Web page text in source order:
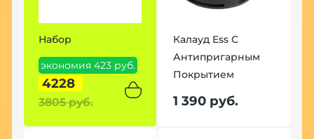
Набор
экономия 423 руб.
4228
3805 руб.
Калауд Ess С
Антипригарным
Покрытием
1 390 руб.